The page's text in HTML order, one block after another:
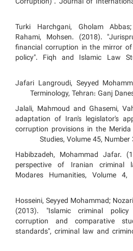
Turki Harchgani, Gholam
Rahami, Mohsen. (2018).
financial corruption in the mirror
policy". Fiqh and Islamic Law
Jafari Langroudi, Seyyed
Terminology, Tehran: Ganj
Jalali, Mahmoud and Ghasemi,
adaptation of Iran's legislator's
corruption provisions in the
Studies, Volume 45,
Habibzadeh, Mohammad Jafar.
perspective of Iranian criminal
Modares Humanities, Volume
Hosseini, Seyyed Mohammad;
(2013). "Islamic criminal
corruption and comparative
standards", criminal law and